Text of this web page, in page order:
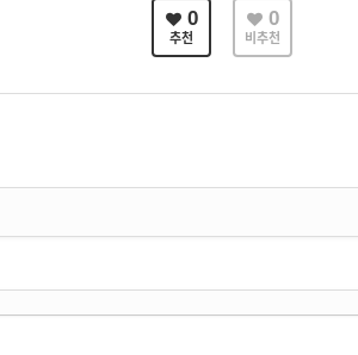
0
추천
0
비추천